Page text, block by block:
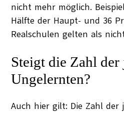
nicht mehr möglich.
Hälfte der Haupt- und 36
Realschulen gelten als
Steigt die Zahl der
Ungelernten?
Auch hier gilt: Die Zahl